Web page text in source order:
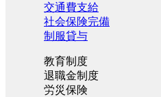
交通費支給
社会保険完備
制服貸与
教育制度
退職金制度
労災保険